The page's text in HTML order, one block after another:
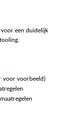
een duidelijk
voor voorbeeld)